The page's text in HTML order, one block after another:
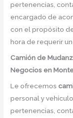
pertenencias,
encargado de
con el propósito
hora de requerir
Camión de
Negocios en
Le ofrecemos
personal y
pertenencias,